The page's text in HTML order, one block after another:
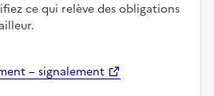
ce qui relève des obligations
– signalement